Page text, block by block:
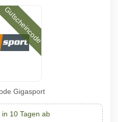
Gutscheincode
Gigasport
in 10 Tagen ab